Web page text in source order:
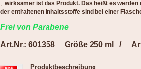
wirksamer ist das Produkt. Das heißt es
der enthaltenen Inhaltsstoffe sind bei einer
Frei von Parabene
Art.Nr.: 601358 Größe 250 ml /
Produktbeschreibung